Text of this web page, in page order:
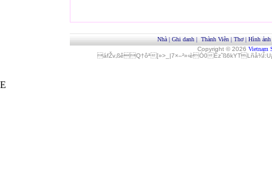
Nhà | Ghi danh | Thành Viên | Thơ| Hình ảnh
Copyright © 2026 Vietnam
áfŽv‚ßêQ†ôª[»>_|7×–²»‹èÓ0
E